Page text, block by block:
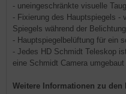
- uneingeschränkte visuelle
- Fixierung des Hauptspiegels -
Spiegels während der Belichtung
- Hauptspiegelbelüftung für ein
- Jedes HD Schmidt Teleskop
eine Schmidt Camera umgebaut
Weitere Informationen zu den